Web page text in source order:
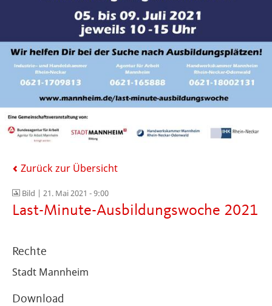
Zurück zur Übersicht
Bild | 21. Mai 2021 - 9:00
Last-Minute-Ausbildungswoche 2021
Rechte
Stadt Mannheim
Download